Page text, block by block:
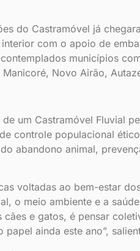
do Castramóvel já
com o apoio de
municípios
Novo Airão,
um Castramóvel Fluvial
controle populacional
abandono animal,
voltadas ao bem-estar
o meio ambiente e a
e gatos, é pensar
ainda este ano”,